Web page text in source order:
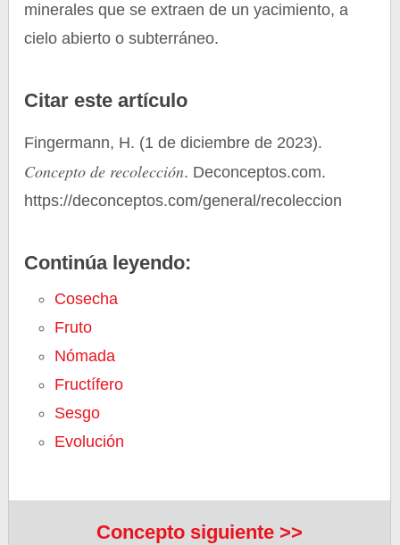
minerales que se extraen de un yacimiento, a
cielo abierto o subterráneo.
Citar este artículo
Fingermann, H. (1 de diciembre de 2023).
Concepto de recolección. Deconceptos.com.
https://deconceptos.com/general/recoleccion
Continúa leyendo:
Cosecha
Fruto
Nómada
Fructífero
Sesgo
Evolución
Concepto siguiente >>